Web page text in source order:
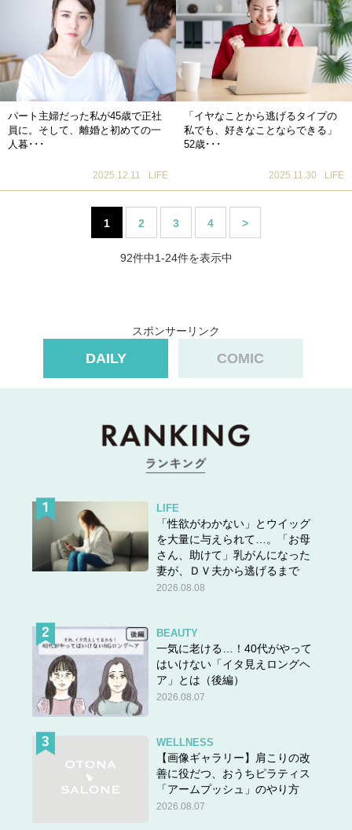
パート主婦だった私が45歳で正社
員に。そして、離婚と初めての一
人暮･･･
2025.12.11 LIFE
「イヤなことから逃げるタイプの
私でも、好きなことならできる」
52歳･･･
2025.11.30 LIFE
1 2 3 4 >
92件中1-24件を表示中
スポンサーリンク
DAILY COMIC
LIFE
「性欲がわかない」とウイッグ
を大量に与えられて…。「お母
さん、助けて」乳がんになった
妻が、ＤＶ夫から逃げるまで
2026.08.08
BEAUTY
一気に老ける…！40代がやって
はいけない「イタ見えロングヘ
ア」とは（後編）
2026.08.07
WELLNESS
【画像ギャラリー】肩こりの改
善に役だつ、おうちピラティス
「アームプッシュ」のやり方
2026.08.07